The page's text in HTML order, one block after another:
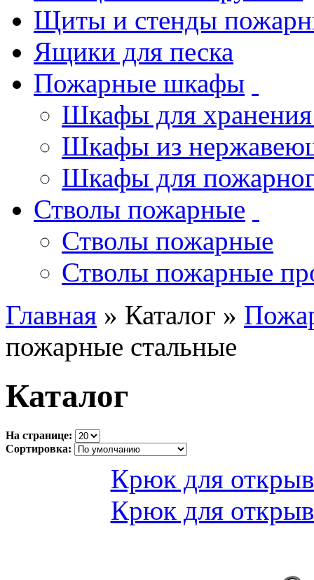
Щиты и стенды
Ящики для песка
Пожарные шкафы
Шкафы для хранения
Шкафы из
Шкафы для
Стволы пожарные
Стволы пожарные
Стволы пожарные
Главная » Каталог »
пожарные стальные
Каталог
На странице:
Сортировка:
Крюк для
Крюк для